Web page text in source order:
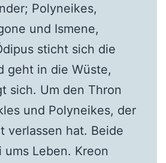
Polyneikes,
und Ismene,
sticht sich die
geht in die Wüste,
sich. Um den Thron
und Polyneikes, der
verlassen hat. Beide
ums Leben. Kreon